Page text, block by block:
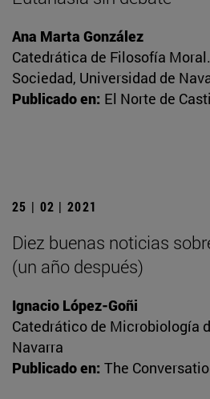
Ana Marta González
Catedrática de Filosofía
Sociedad, Universidad de
Publicado en: El Norte de
25 | 02 | 2021
Diez buenas noticias
(un año después)
Ignacio López-Goñi
Catedrático de Microbiología
Navarra
Publicado en: The